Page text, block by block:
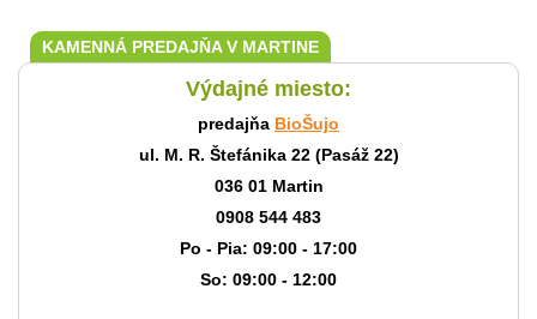
KAMENNÁ PREDAJŇA V MARTINE
Výdajné miesto:
predajňa BioŠujo
ul. M. R. Štefánika 22 (Pasáž 22)
036 01 Martin
0908 544 483
Po - Pia: 09:00 - 17:00
So: 09:00 - 12:00